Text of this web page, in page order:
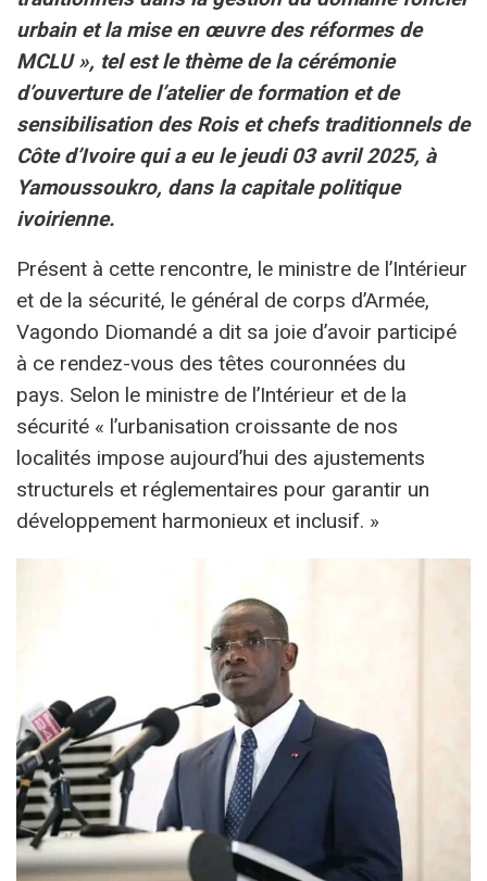
urbain et la mise en œuvre des réformes de
MCLU », tel est le thème de la cérémonie
d’ouverture de l’atelier de formation et de
sensibilisation des Rois et chefs traditionnels de
Côte d’Ivoire qui a eu le jeudi 03 avril 2025, à
Yamoussoukro, dans la capitale politique
ivoirienne.
Présent à cette rencontre, le ministre de l’Intérieur
et de la sécurité, le général de corps d’Armée,
Vagondo Diomandé a dit sa joie d’avoir participé
à ce rendez-vous des têtes couronnées du
pays. Selon le ministre de l’Intérieur et de la
sécurité « l’urbanisation croissante de nos
localités impose aujourd’hui des ajustements
structurels et réglementaires pour garantir un
développement harmonieux et inclusif. »